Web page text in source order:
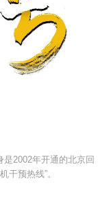
2002年开通的北京回
干预热线”。